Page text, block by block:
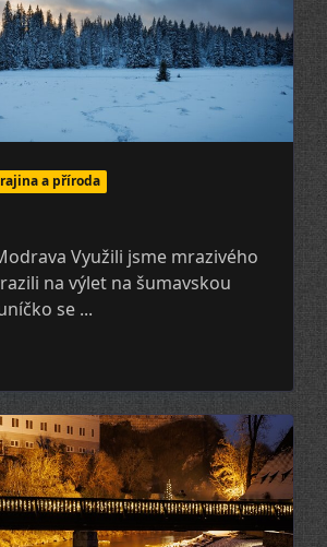
a pří­roda
Využili jsme mrazivého
na výlet na šumavskou
se ...